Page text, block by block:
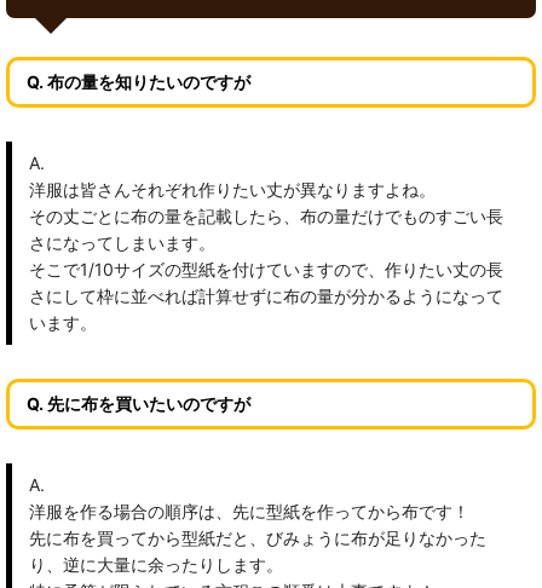
Q. 布の量を知りたいのですが
A.
洋服は皆さんそれぞれ作りたい丈が異なりますよね。
その丈ごとに布の量を記載したら、布の量だけでものすごい長
さになってしまいます。
そこで1/10サイズの型紙を付けていますので、作りたい丈の長
さにして枠に並べれば計算せずに布の量が分かるようになって
います。
Q. 先に布を買いたいのですが
A.
洋服を作る場合の順序は、先に型紙を作ってから布です！
先に布を買ってから型紙だと、びみょうに布が足りなかった
り、逆に大量に余ったりします。